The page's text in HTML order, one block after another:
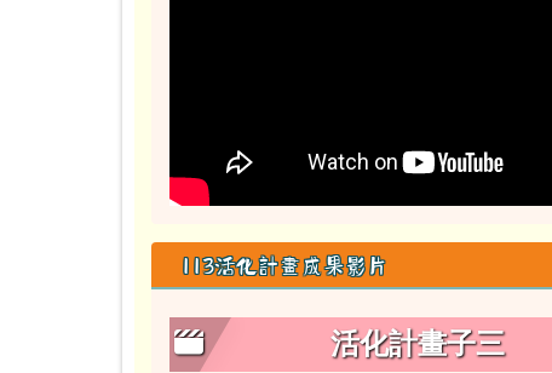
113活化計畫成果影片
活化計畫子三